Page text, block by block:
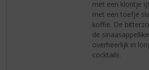
met een klontje
met een toefje
koffie. De
de
overheerlijk in
cocktails.